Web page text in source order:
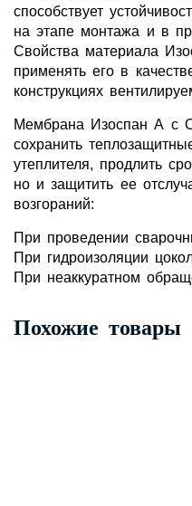
способствует
на этапе монтажа и в
Свойства материала
применять его в
конструкциях
Мембрана Изоспан А с
сохранить
утеплителя, продлить
но и защитить ее
возгораний:
При проведении
При гидроизоляции
При неаккуратном
Похожие товары